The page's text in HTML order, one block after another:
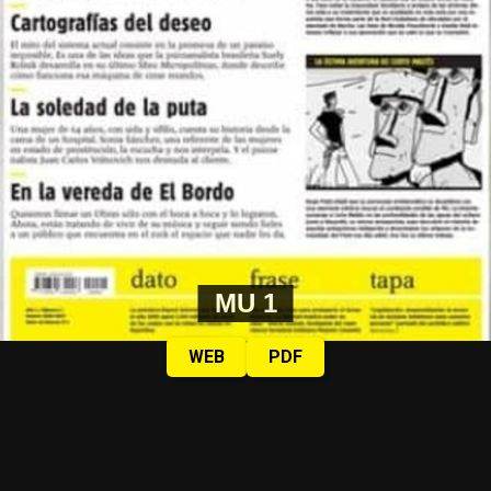
recitales, desde el vínculo con su público hasta la
construcción de una comunidad capaz de sobrevivir a su
propio fundador, la historia del Indio Solari y sus grupos
también es la historia de una forma de crear, pensar,
sentir y organizarse, con la autogestión como
herramienta y filosofía de vida.
Por Francisco Pandolfi, Mariano Randazzo y Franco
Ciancaglini
Alerta verde: MU en Misiones
Desde que asumió Milei, el precio que se paga a
productores y trabajadores está desregulado. Cómo
impacta esto en una industria ya precarizada, y lo que
MU 1
WEB PDF